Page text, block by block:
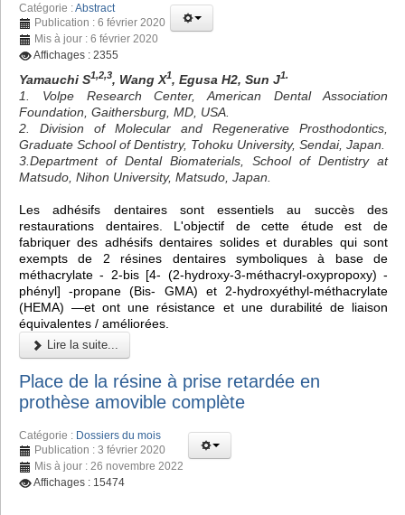
Catégorie :Abstract
Publication : 6 février 2020
Mis à jour : 6 février 2020
Affichages : 2355
Yamauchi S1,2,3, Wang X1, Egusa H2, Sun J1.
1. Volpe Research Center, American Dental Association
Foundation, Gaithersburg, MD, USA.
2. Division of Molecular and Regenerative Prosthodontics,
Graduate School of Dentistry, Tohoku University, Sendai, Japan.
3.Department of Dental Biomaterials, School of Dentistry at
Matsudo, Nihon University, Matsudo, Japan.
Les adhésifs dentaires sont essentiels au succès des
restaurations dentaires. L'objectif de cette étude est de
fabriquer des adhésifs dentaires solides et durables qui sont
exempts de 2 résines dentaires symboliques à base de
méthacrylate - 2-bis [4- (2-hydroxy-3-méthacryl-oxypropoxy) -
phényl] -propane (Bis- GMA) et 2-hydroxyéthyl-méthacrylate
(HEMA) —et ont une résistance et une durabilité de liaison
équivalentes / améliorées.
Lire la suite...
Place de la résine à prise retardée en
prothèse amovible complète
Catégorie : Dossiers du mois
Publication : 3 février 2020
Mis à jour : 26 novembre 2022
Affichages : 15474